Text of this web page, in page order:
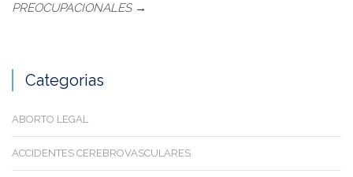
PREOCUPACIONALES →
Categorias
ABORTO LEGAL
ACCIDENTES CEREBROVASCULARES